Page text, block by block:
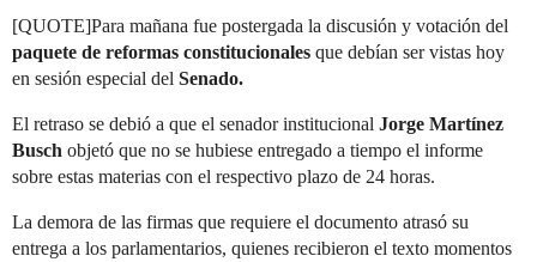
[QUOTE]Para mañana fue postergada la discusión y votación del
paquete de reformas constitucionales que debían ser vistas hoy
en sesión especial del Senado.
El retraso se debió a que el senador institucional Jorge Martínez
Busch objetó que no se hubiese entregado a tiempo el informe
sobre estas materias con el respectivo plazo de 24 horas.
La demora de las firmas que requiere el documento atrasó su
entrega a los parlamentarios, quienes recibieron el texto momentos